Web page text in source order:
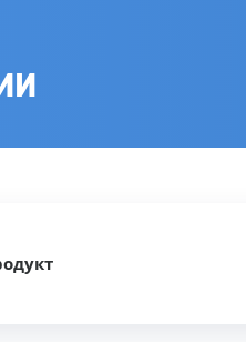
интернет-